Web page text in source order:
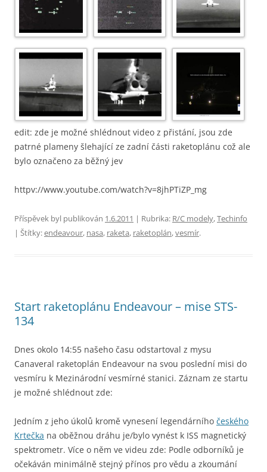
edit: zde je možné shlédnout video z přistání, jsou zde
patrné plameny šlehající ze zadní části raketoplánu což ale
bylo označeno za běžný jev
httpv://www.youtube.com/watch?v=8jhPTiZP_mg
Příspěvek byl publikován 1.6.2011 | Rubrika: R/C modely,Techinfo
| Štítky:endeavour, nasa, raketa, raketoplán,vesmír.
Start raketoplánu Endeavour – mise STS-
134
Dnes okolo 14:55 našeho času odstartoval z mysu
Canaveral raketoplán Endeavour na svou poslední misi do
vesmíru k Mezinárodní vesmírné stanici. Záznam ze startu
je možné shlédnout zde:
Jedním z jeho úkolů kromě vynesení legendárního českého
Krtečka na oběžnou dráhu je/bylo vynést k ISS magnetický
spektrometr. Více o něm ve videu zde: Podle odborníků je
očekáván minimálně stejný přínos pro vědu a zkoumání